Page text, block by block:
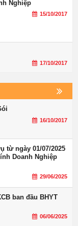
Nghiệp
15/10/2017
17/10/2017
16/10/2017
từ ngày 01/07/2025
Doanh Nghiệp
29/06/2025
ban đầu BHYT
06/06/2025